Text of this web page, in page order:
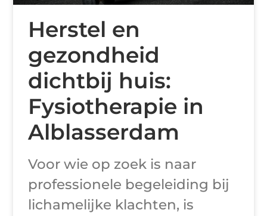
Herstel en
gezondheid
dichtbij huis:
Fysiotherapie in
Alblasserdam
Voor wie op zoek is naar
professionele begeleiding bij
lichamelijke klachten, is